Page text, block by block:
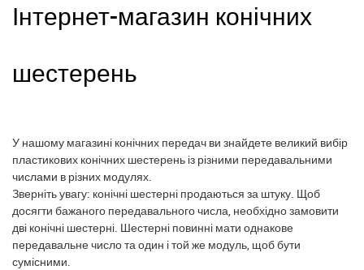
Інтернет-магазин конічних
шестерень
У нашому магазині конічних передач ви знайдете великий вибір
пластикових конічних шестерень із різними передавальними
числами в різних модулях.
Зверніть увагу: конічні шестерні продаються за штуку. Щоб
досягти бажаного передавального числа, необхідно замовити
дві конічні шестерні. Шестерні повинні мати однакове
передавальне число та один і той же модуль, щоб бути
сумісними.